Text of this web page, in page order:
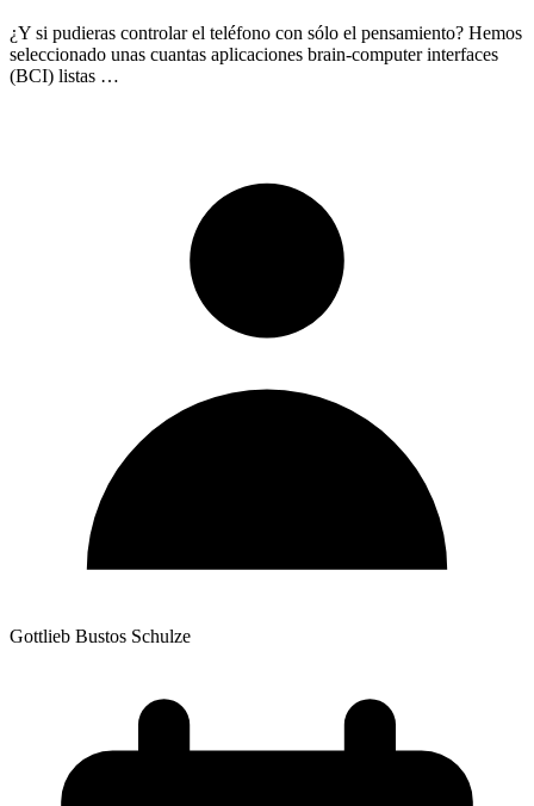
¿Y si pudieras controlar el teléfono con sólo el pensamiento? Hemos
seleccionado unas cuantas aplicaciones brain-computer interfaces
(BCI) listas …
Gottlieb Bustos Schulze